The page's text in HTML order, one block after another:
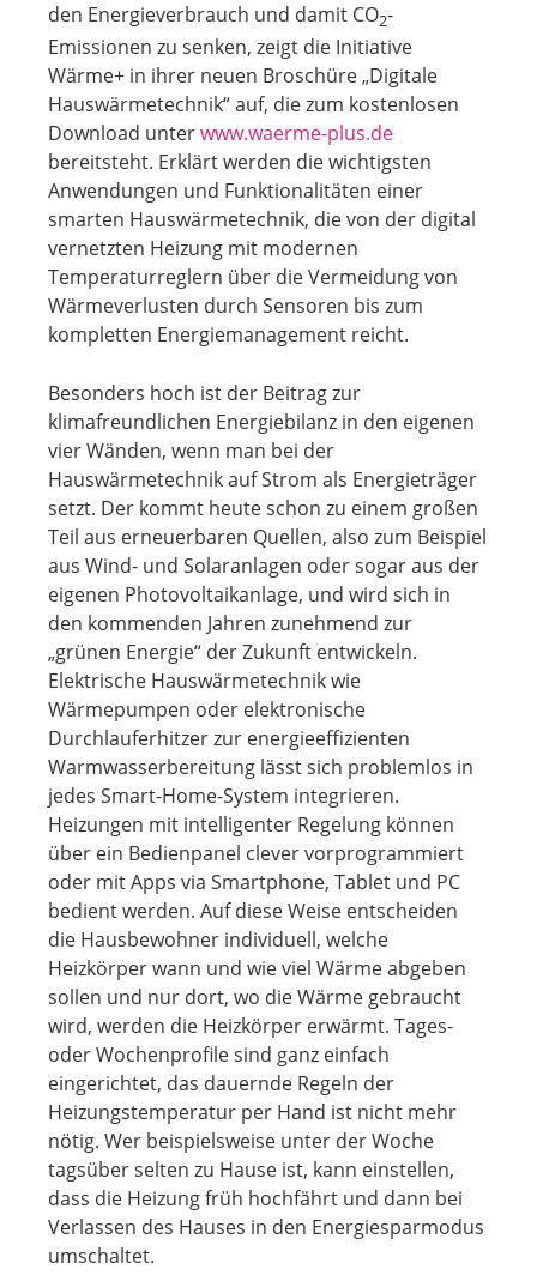
den Energieverbrauch und damit CO2-
Emissionen zu senken, zeigt die Initiative
Wärme+ in ihrer neuen Broschüre „Digitale
Hauswärmetechnik“ auf, die zum kostenlosen
Download unterwww.waerme-plus.de
bereitsteht. Erklärt werden die wichtigsten
Anwendungen und Funktionalitäten einer
smarten Hauswärmetechnik, die von der digital
vernetzten Heizung mit modernen
Temperaturreglern über die Vermeidung von
Wärmeverlusten durch Sensoren bis zum
kompletten Energiemanagement reicht.
Besonders hoch ist der Beitrag zur
klimafreundlichen Energiebilanz in den eigenen
vier Wänden, wenn man bei der
Hauswärmetechnik auf Strom als Energieträger
setzt. Der kommt heute schon zu einem großen
Teil aus erneuerbaren Quellen, also zum Beispiel
aus Wind- und Solaranlagen oder sogar aus der
eigenen Photovoltaikanlage, und wird sich in
den kommenden Jahren zunehmend zur
„grünen Energie“ der Zukunft entwickeln.
Elektrische Hauswärmetechnik wie
Wärmepumpen oder elektronische
Durchlauferhitzer zur energieeffizienten
Warmwasserbereitung lässt sich problemlos in
jedes Smart-Home-System integrieren.
Heizungen mit intelligenter Regelung können
über ein Bedienpanel clever vorprogrammiert
oder mit Apps via Smartphone, Tablet und PC
bedient werden. Auf diese Weise entscheiden
die Hausbewohner individuell, welche
Heizkörper wann und wie viel Wärme abgeben
sollen und nur dort, wo die Wärme gebraucht
wird, werden die Heizkörper erwärmt. Tages-
oder Wochenprofile sind ganz einfach
eingerichtet, das dauernde Regeln der
Heizungstemperatur per Hand ist nicht mehr
nötig. Wer beispielsweise unter der Woche
tagsüber selten zu Hause ist, kann einstellen,
dass die Heizung früh hochfährt und dann bei
Verlassen des Hauses in den Energiesparmodus
umschaltet.